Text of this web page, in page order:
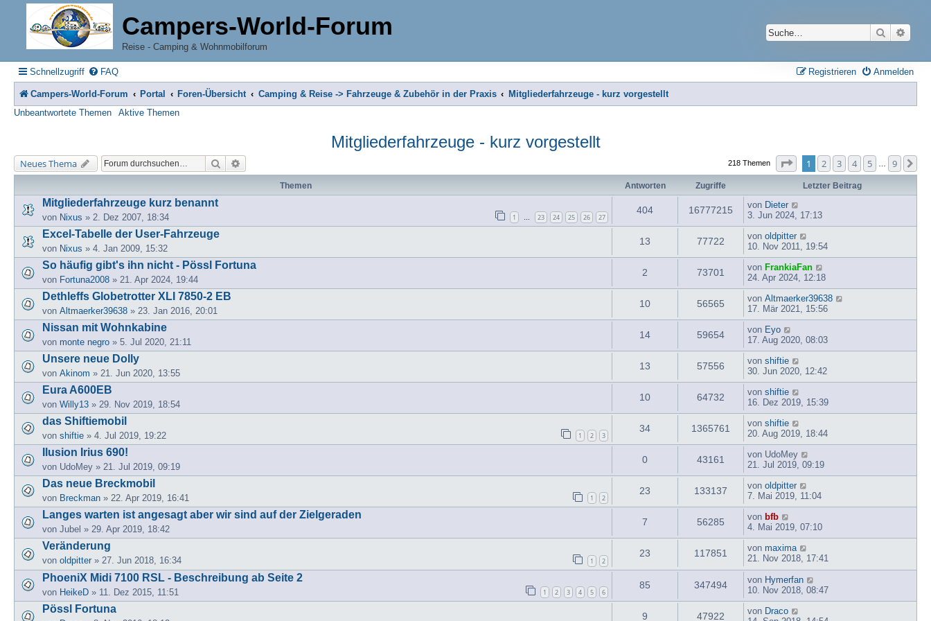
Campers-World-Forum
Reise - Camping & Wohnmobilforum
Suche
Schnellzugriff FAQ Anmelden
Registrieren
Campers-World-Forum Portal Foren-Übersicht Camping & Reise -> Fahrzeuge & Zubehör in der Praxis
Mitgliederfahrzeuge - kurz vorgestellt
Unbeantwortete Themen
Aktive Themen
Mitgliederfahrzeuge - kurz vorgestellt
Neues Thema Suche 218 Themen Seite von9
1 2 3 4 5 9
Themen Antworten Zugriffe Letzter Beitrag
Mitgliederfahrzeuge kurz benannt
von Nixus » 2. Dez 2007, 18:34 1 … 23 24 25 26 27
404 16777215 von Dieter
3. Jun 2024, 17:13
Excel-Tabelle der User-Fahrzeuge
von Nixus » 4. Jan 2009, 15:32
13 77722 von oldpitter
10. Nov 2011, 19:54
So häufig gibt's ihn nicht - Pössl Fortuna
von Fortuna2008 » 21. Apr 2024, 19:44
2 73701 von FrankiaFan
24. Apr 2024, 12:18
Dethleffs Globetrotter XLI 7850-2 EB
von Altmaerker39638 » 23. Jan 2016, 20:01
10 56565 von Altmaerker39638
17. Mär 2021, 15:56
Nissan mit Wohnkabine
von monte negro » 5. Jul 2020, 21:11
14 59654 von Eyo
17. Aug 2020, 08:03
Unsere neue Dolly
von Akinom » 21. Jun 2020, 13:55
13 57556 von shiftie
30. Jun 2020, 12:42
Eura A600EB
von Willy13 » 29. Nov 2019, 18:54
10 64732 von shiftie
16. Dez 2019, 15:39
das Shiftiemobil
von shiftie » 4. Jul 2019, 19:22 1 2 3
34 1365761 von shiftie
20. Aug 2019, 18:44
Ilusion Irius 690!
von UdoMey » 21. Jul 2019, 09:19
0 43161 von UdoMey
21. Jul 2019, 09:19
Das neue Breckmobil
von Breckman » 22. Apr 2019, 16:41 1 2
23 133137 von oldpitter
7. Mai 2019, 11:04
Langes warten ist angesagt aber wir sind auf der Zielgeraden
von Jubel » 29. Apr 2019, 18:42
7 56285 von bfb
4. Mai 2019, 07:10
Veränderung
von oldpitter » 27. Jun 2018, 16:34 1 2
23 117851 von maxima
21. Nov 2018, 17:41
PhoeniX Midi 7100 RSL - Beschreibung ab Seite 2
von HeikeD » 11. Dez 2015, 11:51 1 2 3 4 5 6
85 347494 von Hymerfan
10. Nov 2018, 08:47
Pössl Fortuna
9 47922 von Draco